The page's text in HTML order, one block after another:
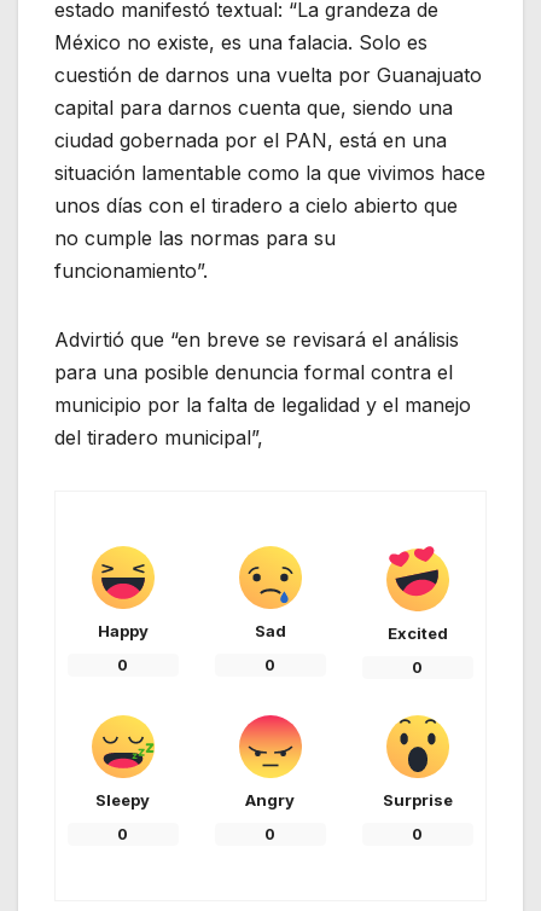
estado manifestó textual: “La grandeza de
México no existe, es una falacia. Solo es
cuestión de darnos una vuelta por Guanajuato
capital para darnos cuenta que, siendo una
ciudad gobernada por el PAN, está en una
situación lamentable como la que vivimos hace
unos días con el tiradero a cielo abierto que
no cumple las normas para su
funcionamiento”.
Advirtió que “en breve se revisará el análisis
para una posible denuncia formal contra el
municipio por la falta de legalidad y el manejo
del tiradero municipal”,
Happy
0
Sad
0
Excited
0
Sleepy
0
Angry
0
Surprise
0